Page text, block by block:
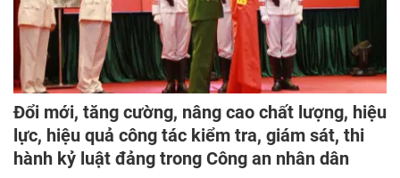
Đổi mới, tăng cường, nâng cao chất lượng, hiệu
lực, hiệu quả công tác kiểm tra, giám sát, thi
hành kỷ luật đảng trong Công an nhân dân